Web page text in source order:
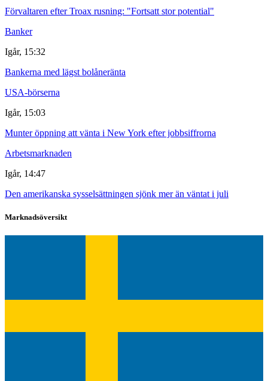
Förvaltaren efter Troax rusning: "Fortsatt stor potential"
Banker
Igår, 15:32
Bankerna med lägst bolåneränta
USA-börserna
Igår, 15:03
Munter öppning att vänta i New York efter jobbsiffrorna
Arbetsmarknaden
Igår, 14:47
Den amerikanska sysselsättningen sjönk mer än väntat i juli
Marknadsöversikt